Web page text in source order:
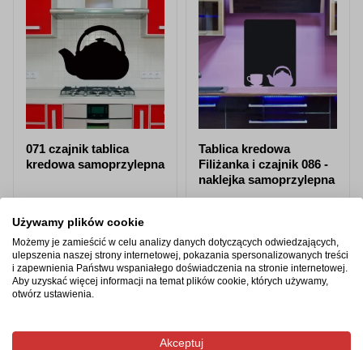
071 czajnik tablica
kredowa samoprzylepna
Zobacz produkt
Tablica kredowa
Filiżanka i czajnik 086 -
naklejka samoprzylepna
Zobacz produkt
Używamy plików cookie
Możemy je zamieścić w celu analizy danych dotyczących odwiedzających,
ulepszenia naszej strony internetowej, pokazania spersonalizowanych treści
i zapewnienia Państwu wspaniałego doświadczenia na stronie internetowej.
Aby uzyskać więcej informacji na temat plików cookie, których używamy,
otwórz ustawienia.
Akceptuj